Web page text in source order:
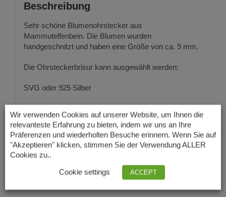
Beschreibung
Sehr schöne Blumenohrstecker aus
Mammutelfenbein. Die Blumen wurden
handgeschnitzt und haben eine Größe von ca. 9 mm.
Die Ohrsteckerbrisur kann ausgewählt werden:
SVG oder 925 Silber
Blumen aus.
Wir verwenden Cookies auf unserer Website, um Ihnen die
relevanteste Erfahrung zu bieten, indem wir uns an Ihre
Präferenzen und wiederholten Besuche erinnern. Wenn Sie auf
"Akzeptieren" klicken, stimmen Sie der Verwendung ALLER
Cookies zu..
Cookie settings ACCEPT